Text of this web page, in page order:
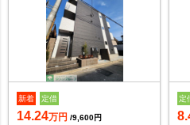
新着 定借
14.24万円 /9,600円
定